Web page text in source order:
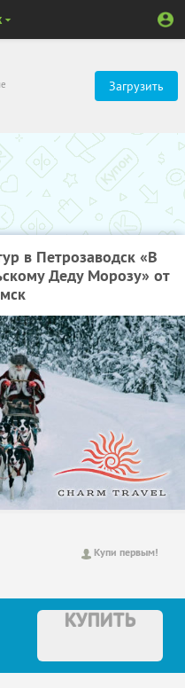
Загрузить
в Петрозаводск «В
Деду Морозу» от
Купи первым!
КУПИТЬ